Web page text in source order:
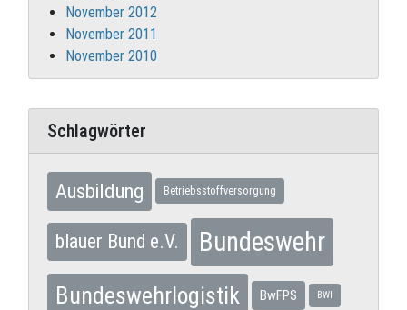
November 2012
November 2011
November 2010
Schlagwörter
Ausbildung Betriebsstoffversorgung
blauer Bund e.V. Bundeswehr
Bundeswehrlogistik BwFPS BWI